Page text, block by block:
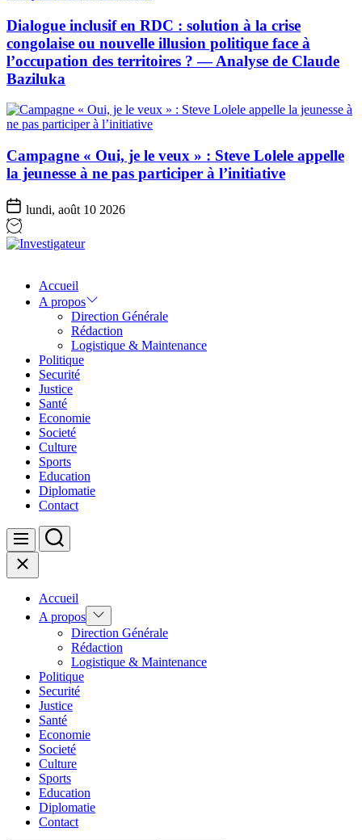
Dialogue inclusif en RDC : solution à la crise
congolaise ou nouvelle illusion politique face à
l’occupation des territoires ? — Analyse de Claude
Baziluka
Campagne « Oui, je le veux » : Steve Lolele appelle
la jeunesse à ne pas participer à l’initiative
lundi, août 10 2026
Accueil
A propos
Direction Générale
Rédaction
Logistique & Maintenance
Politique
Securité
Justice
Santé
Economie
Societé
Culture
Sports
Education
Diplomatie
Contact
Menu Search
Close
Accueil
A propos Show
sub
menu
Direction Générale
Rédaction
Logistique & Maintenance
Politique
Securité
Justice
Santé
Economie
Societé
Culture
Sports
Education
Diplomatie
Contact